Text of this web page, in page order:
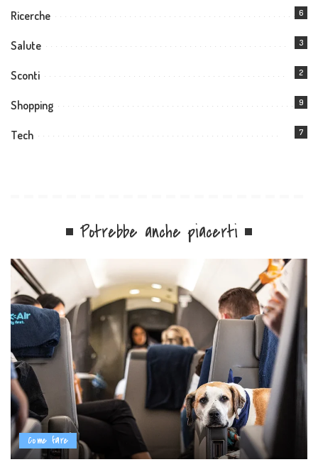
Ricerche 6
Salute 3
Sconti 2
Shopping 9
Tech 7
Potrebbe anche piacerti
Come fare